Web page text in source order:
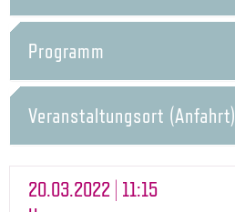
Programm
Veranstaltungsort (Anfahrt)
20.03.2022 | 11:15